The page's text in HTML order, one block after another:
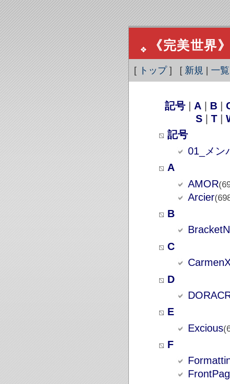
《完美世界
[ トップ] [ 新規 一覧
記号| A| B|
S| T|
記号
01_メン
A
AMOR
Arcier
B
C
D
E
Excious
F